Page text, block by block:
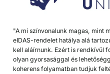
"A mi színvonalunk magas, mint
eIDAS-rendelet hatálya alá
kell aláírnunk. Ezért is rendkívül
olyan gyorsasággal és
koherens folyamatban tudjuk